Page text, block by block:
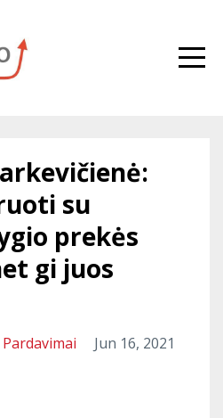
su
prekės
gi juos
Pardavimai Jun 16, 2021